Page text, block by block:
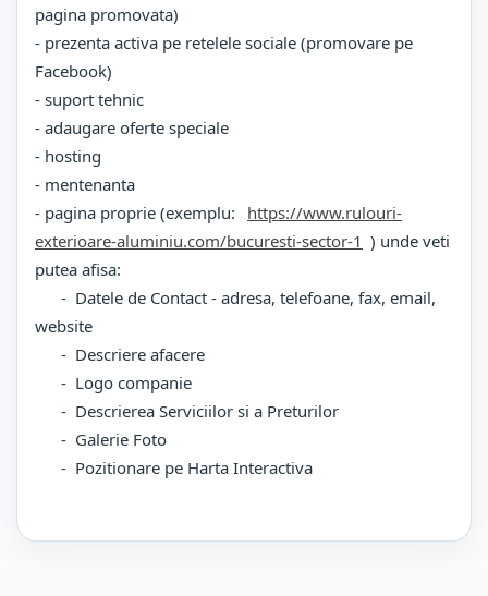
pagina promovata)
- prezenta activa pe retelele sociale (promovare pe
Facebook)
- suport tehnic
- adaugare oferte speciale
- hosting
- mentenanta
- pagina proprie (exemplu:
https://www.rulouri-
exterioare-aluminiu.com/bucuresti-sector-1 ) unde veti
putea afisa:
- Datele de Contact - adresa, telefoane, fax, email,
website
- Descriere afacere
- Logo companie
- Descrierea Serviciilor si a Preturilor
- Galerie Foto
- Pozitionare pe Harta Interactiva